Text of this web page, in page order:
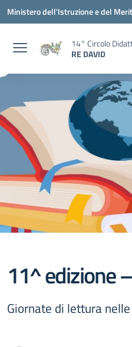
Vai ai contenuti
Vai al menu di navigazione
Vai al footer
Ministero dell'Istruzione e del
14° Circolo
RE DAVID
11^ edizione
Giornate di lettura